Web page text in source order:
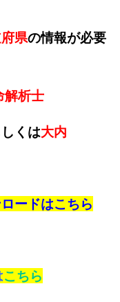
県の情報が必要
析士
しくは大内
ードはこちら
こちら